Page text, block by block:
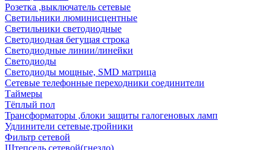
Розетка ,выключатель сетевые
Светильники люминисцентные
Светильники светодиодные
Светодиодная бегущая строка
Светодиодные линии/линейки
Светодиоды
Светодиоды мощные, SMD матрица
Сетевые телефонные переходники соединители
Таймеры
Тёплый пол
Трансформаторы ,блоки защиты галогеновых ламп
Удлинители сетевые,тройники
Фильтр сетевой
Штепсель сетевой(гнездо)